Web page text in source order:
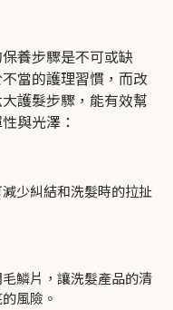
養步驟是不可或缺
當的護理習慣，而改
護髮步驟，能有效幫
與光澤：
少糾結和洗髮時的拉扯
鱗片，讓洗髮產品的清
風險。